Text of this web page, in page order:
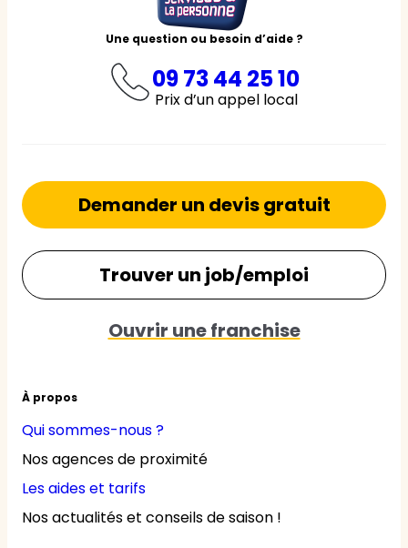
Une question ou besoin d’aide ?
09 73 44 25 10
Prix d’un appel local
À propos
Qui sommes-nous ?
Nos agences de proximité
Les aides et tarifs
Nos actualités et conseils de saison !
Demander un devis gratuit
Trouver un job/emploi
Ouvrir une franchise